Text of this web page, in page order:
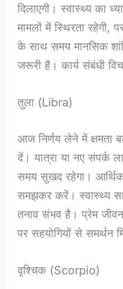
दिलाएगी। स्वास्थ्य
मामलों में स्थिरता रहेगी,
के साथ समय मानसिक
जरूरी है। कार्य संबंधी
तुला (Libra)
आज निर्णय लेने में क्षमता
दें। यात्रा या नए संपर्क
समय सुखद रहेगा। आर्थिक
समझकर करें। स्वास्थ्य
तनाव संभव है। प्रेम
पर सहयोगियों से समर्थन
वृश्चिक (Scorpio)